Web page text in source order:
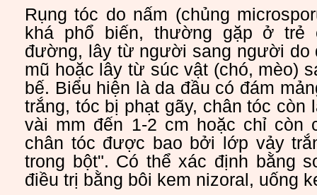
Rụng tóc do nấm (chủng
khá phổ biến, thường gặp ở trẻ
đường, lây từ người sang người do
mũ hoặc lây từ súc vật (chó, mèo)
bế. Biểu hiện là da đầu có đám
trắng, tóc bị phạt gãy, chân tóc còn
vài mm đến 1-2 cm hoặc chỉ còn
chân tóc được bao bởi lớp vảy
trong bột". Có thể xác định bằng
điều trị bằng bôi kem nizoral, uống